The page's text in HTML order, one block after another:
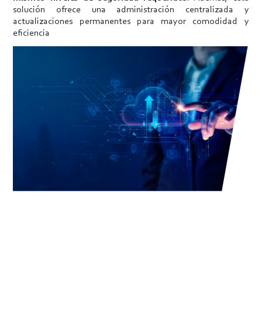
solución ofrece una administración centralizada y
actualizaciones permanentes para mayor comodidad y
eficiencia